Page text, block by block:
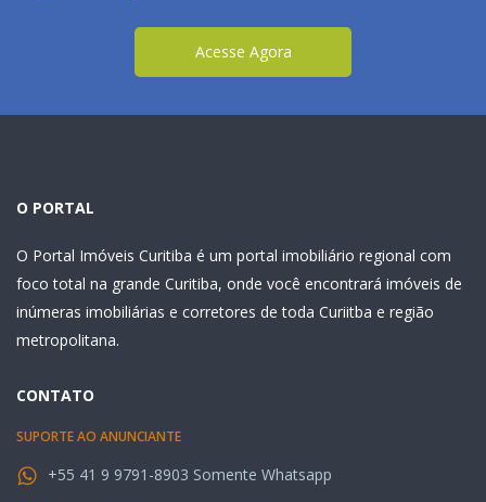
Acesse Agora
O PORTAL
O Portal Imóveis Curitiba é um portal imobiliário regional com
foco total na grande Curitiba, onde você encontrará imóveis de
inúmeras imobiliárias e corretores de toda Curiitba e região
metropolitana.
CONTATO
SUPORTE AO ANUNCIANTE
+55 41 9 9791-8903 Somente Whatsapp